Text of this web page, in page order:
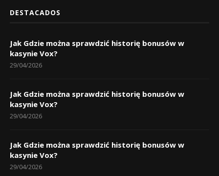
DESTACADOS
Jak Gdzie można sprawdzić historię bonusów w
kasynie Vox?
29/04/2026
Jak Gdzie można sprawdzić historię bonusów w
kasynie Vox?
29/04/2026
Jak Gdzie można sprawdzić historię bonusów w
kasynie Vox?
29/04/2026